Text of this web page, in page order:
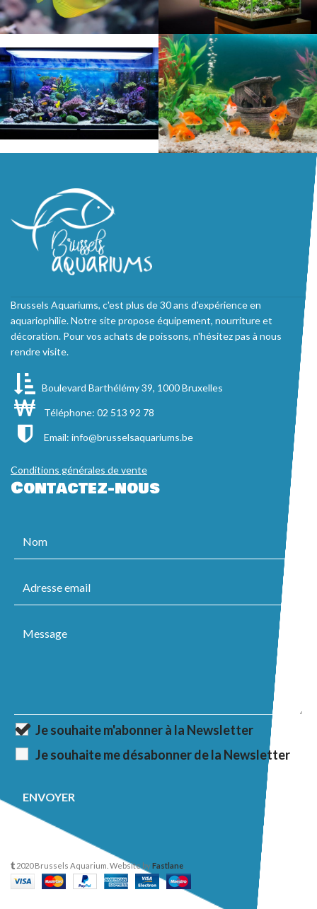
Brussels Aquariums, c'est plus de 30 ans d'expérience en
aquariophilie. Notre site propose équipement, nourriture et
décoration. Pour vos achats de poissons, n'hésitez pas à nous
rendre visite.
Boulevard Barthélémy 39, 1000 Bruxelles
Téléphone: 02 513 92 78
Email: info@brusselsaquariums.be
Conditions générales de vente
Contactez-nous
Je souhaite m'abonner à la Newsletter
Je souhaite me désabonner de la Newsletter
2020 Brussels Aquarium. Website byFastlane